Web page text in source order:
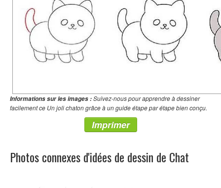
Informations sur les images :Suivez-nous pour apprendre à dessiner
facilement ce Un joli chaton grâce à un guide étape par étape bien conçu.
Imprimer
Photos connexes d'idées de dessin de Chat